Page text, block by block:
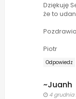
Dziękuję
że to
Piotr
Odpowiedz
~Juanh
4 grudnia